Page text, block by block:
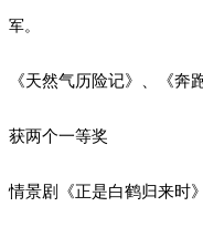
军。
《天然气历险记》、《奔
获两个一等奖
情景剧《正是白鹤归来时